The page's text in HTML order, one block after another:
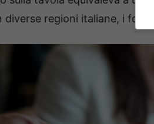
diverse regioni italiane, i